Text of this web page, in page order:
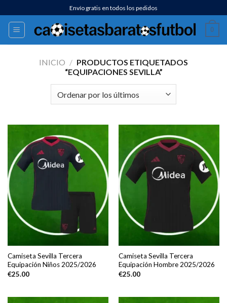
al
contenido
Envío gratis en todos los pedidos
0
INICIO / PRODUCTOS ETIQUETADOS
“EQUIPACIONES SEVILLA”
Camiseta Sevilla Tercera
Equipación Niños 2025/2026
€25.00
Camiseta Sevilla Tercera
Equipación Hombre 2025/2026
€25.00